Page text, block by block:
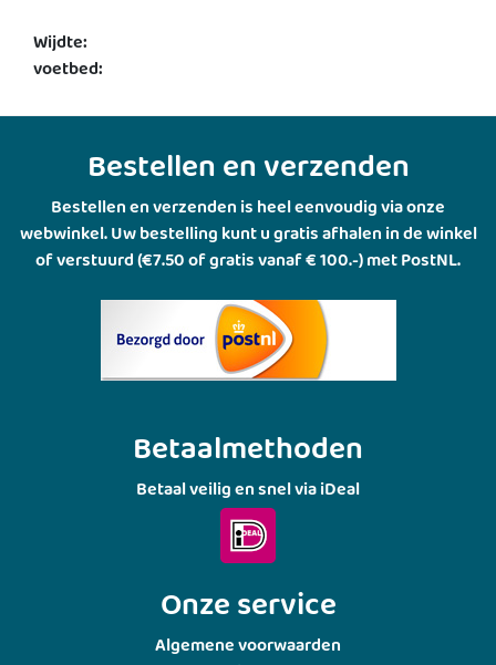
Wijdte:
voetbed:
Bestellen en verzenden
Bestellen en verzenden is heel eenvoudig via onze
webwinkel. Uw bestelling kunt u gratis afhalen in de winkel
of verstuurd (€7.50 of gratis vanaf € 100.-) met PostNL.
Betaalmethoden
Betaal veilig en snel via iDeal
Onze service
Algemene voorwaarden